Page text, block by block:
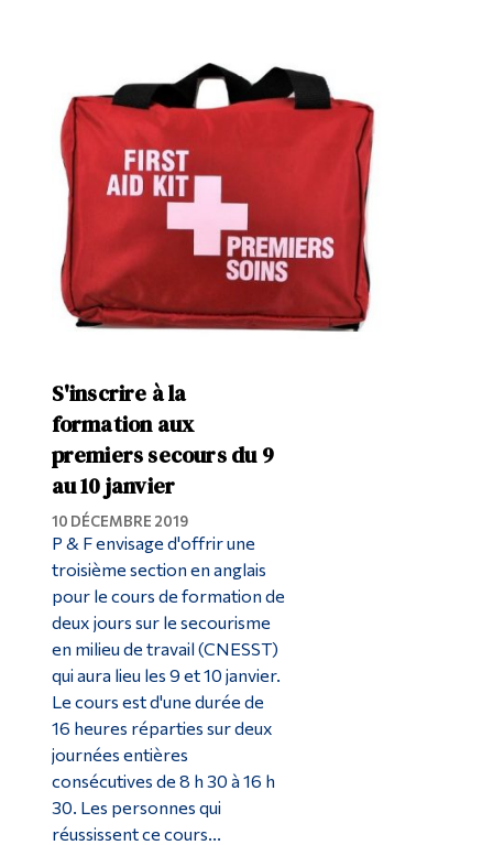
S'inscrire à la
formation aux
premiers secours du 9
au 10 janvier
10 DÉCEMBRE 2019
P & F envisage d'offrir une
troisième section en anglais
pour le cours de formation de
deux jours sur le secourisme
en milieu de travail (CNESST)
qui aura lieu les 9 et 10 janvier.
Le cours est d'une durée de
16 heures réparties sur deux
journées entières
consécutives de 8 h 30 à 16 h
30. Les personnes qui
réussissent ce cours...